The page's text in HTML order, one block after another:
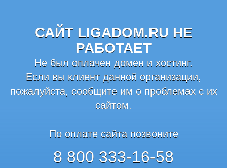
САЙТ LIGADOM.RU НЕ
РАБОТАЕТ
Не был оплачен домен и хостинг.
Если вы клиент данной организации,
пожалуйста, сообщите им о проблемах с их
сайтом.
По оплате сайта позвоните
8 800 333-16-58